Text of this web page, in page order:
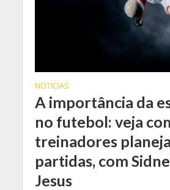
NOTICIAS
A importância da
no futebol: veja
treinadores
partidas, com
Jesus